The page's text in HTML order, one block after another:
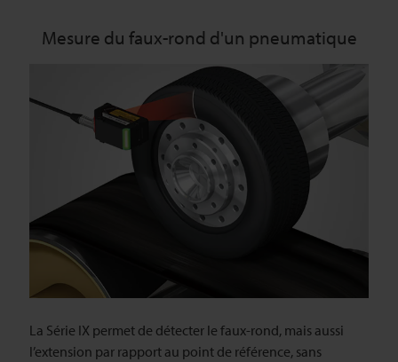
Mesure du faux-rond d'un pneumatique
La Série IX permet de détecter le faux-rond, mais aussi
l’extension par rapport au point de référence, sans